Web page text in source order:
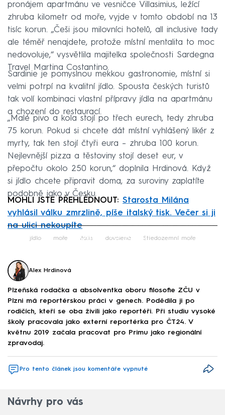
pronájem apartmánu ve vesničce Villasimius, ležící
zhruba kilometr od moře, vyjde v tomto období na 13
tisíc korun. „Češi jsou milovníci hotelů, all inclusive tady
ale téměř nenajdete, protože místní mentalita to moc
nedovoluje,“ vysvětlila majitelka společnosti Sardegna
Travel Martina Costantino.
Sardinie je pomyslnou mekkou gastronomie, místní si
velmi potrpí na kvalitní jídlo. Spousta českých turistů
tak volí kombinaci vlastní přípravy jídla na apartmánu
a chození do restaurací.
„Malé pivo a kola stojí po třech eurech, tedy zhruba
75 korun. Pokud si chcete dát místní vyhlášený likér z
myrty, tak ten stojí čtyři eura – zhruba 100 korun.
Nejlevnější pizza a těstoviny stojí deset eur, v
přepočtu okolo 250 korun,“ doplnila Hrdinová. Když
si jídlo chcete připravit doma, za suroviny zaplatíte
podobně jako v Česku.
MOHLI JSTE PŘEHLÉDNOUT: Starosta Milána
vyhlásil válku zmrzlině, píše italský tisk. Večer si ji
na ulici nekoupíte
Failed to fetch
jídlo moře Itálie dovolená Středozemní moře
Alex Hrdinová
Plzeňská rodačka a absolventka oboru filosofie ZČU v
Plzni má reportérskou práci v genech. Podědila ji po
rodičích, kteří se oba živili jako reportéři. Při studiu vysoké
školy pracovala jako externí reportérka pro ČT24. V
květnu 2019 začala pracovat pro Primu jako regionální
zpravodaj.
Pro tento článek jsou komentáře vypnuté
Návrhy pro vás